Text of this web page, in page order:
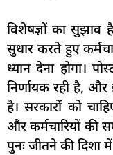
विशेषज्ञों का सुझाव
सुधार करते हुए
ध्यान देना होगा।
निर्णायक रही है,
है। सरकारों को
और कर्मचारियों की
पुनः जीतने की दिशा